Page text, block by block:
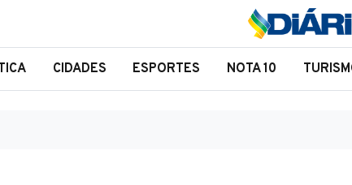
CIDADES ESPORTES NOTA 10